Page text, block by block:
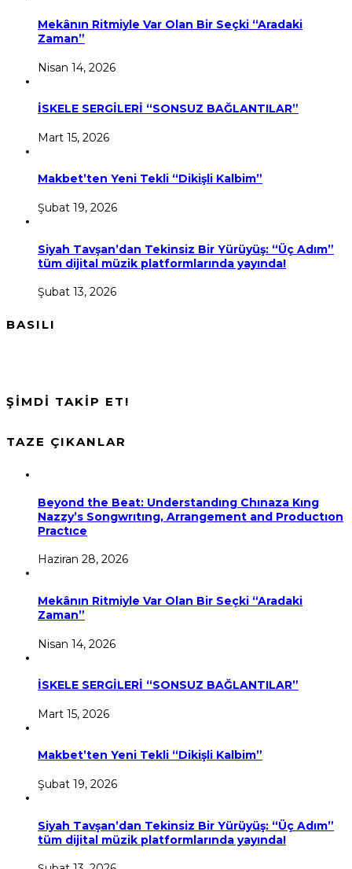
Mekânın Ritmiyle Var Olan Bir Seçki “Aradaki
Zaman”
Nisan 14, 2026
İSKELE SERGİLERİ “SONSUZ BAĞLANTILAR”
Mart 15, 2026
Makbet’ten Yeni Tekli “Dikişli Kalbim”
Şubat 19, 2026
Siyah Tavşan’dan Tekinsiz Bir Yürüyüş: “Üç Adım”
tüm dijital müzik platformlarında yayında!
Şubat 13, 2026
BASILI
ŞİMDİ TAKİP ET!
TAZE ÇIKANLAR
Beyond the Beat: Understandıng Chınaza Kıng
Nazzy’s Songwrıtıng, Arrangement and Productıon
Practıce
Haziran 28, 2026
Mekânın Ritmiyle Var Olan Bir Seçki “Aradaki
Zaman”
Nisan 14, 2026
İSKELE SERGİLERİ “SONSUZ BAĞLANTILAR”
Mart 15, 2026
Makbet’ten Yeni Tekli “Dikişli Kalbim”
Şubat 19, 2026
Siyah Tavşan’dan Tekinsiz Bir Yürüyüş: “Üç Adım”
tüm dijital müzik platformlarında yayında!